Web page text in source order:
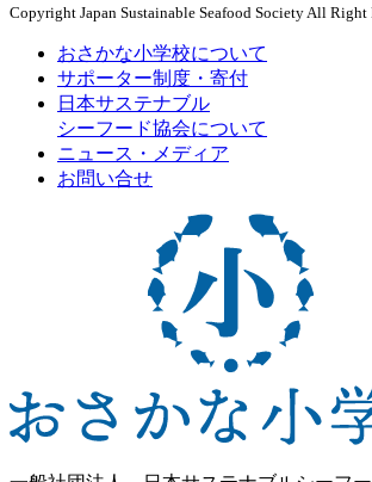
Copyright Japan Sustainable Seafood Society All Right
おさかな小学校について
サポーター制度・寄付
日本サステナブル
シーフード協会について
ニュース・メディア
お問い合せ